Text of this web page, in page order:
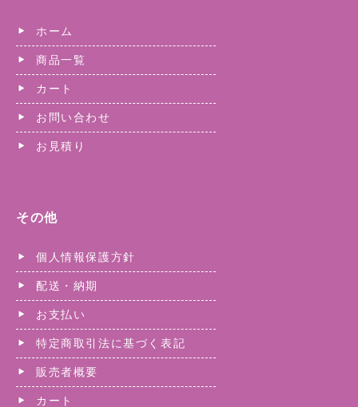
ホーム
商品一覧
カート
お問い合わせ
お見積り
その他
個人情報保護方針
配送・納期
お支払い
特定商取引法に基づく表記
販売者概要
カート